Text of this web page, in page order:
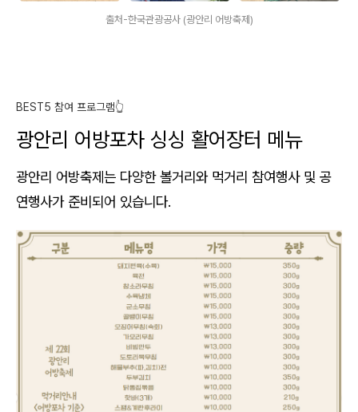
출처-한국관광공사 (광안리 어방축제)
BEST5 참여 프로그램👆️
광안리 어방포차 싱싱 활어장터 메뉴
광안리 어방축제는 다양한 볼거리와 먹거리 참여행사 및 공
연행사가 준비되어 있습니다.